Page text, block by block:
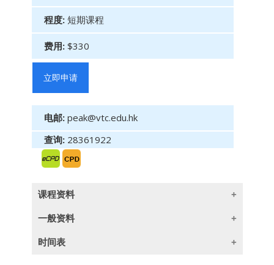
程度: 短期课程
费用: $330
立即申请
电邮: peak@vtc.edu.hk
查询: 28361922
课程资料
盖其在现代金融业中的重要性及应用情况。通过
一般资料
时间表